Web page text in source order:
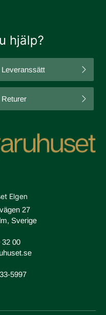
hjälp?
Leveranssätt
Returer
Elgen
27
Sverige
32 00
5997